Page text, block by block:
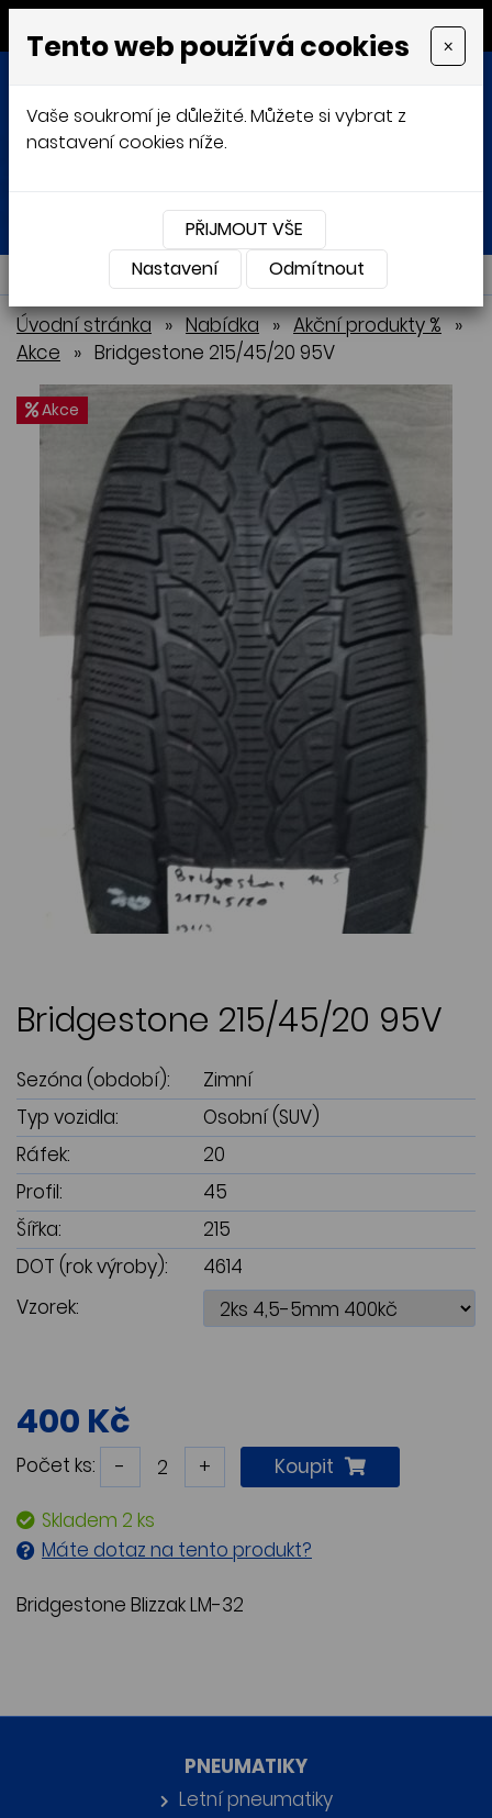
MENU
Přihlásit Košík
NABÍDKA
Úvodní stránka » Nabídka » Akční produkty % »
Akce » Bridgestone 215/45/20 95V
Akce
Bridgestone 215/45/20 95V
Sezóna (období):
Zimní
Typ vozidla:
Osobní (SUV)
Ráfek:
20
Profil:
45
Šířka:
215
DOT (rok výroby):
4614
Vzorek:
400 Kč
Počet ks: - + Koupit
Skladem 2 ks
Máte dotaz na tento produkt?
Bridgestone Blizzak LM-32
PNEUMATIKY
Letní pneumatiky
Tento web používá cookies ×
Vaše soukromí je důležité. Můžete si vybrat z
nastavení cookies níže.
PŘIJMOUT VŠE
Nastavení
Odmítnout